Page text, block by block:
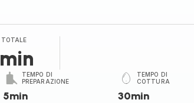
TOTALE
TEMPO DI
PREPARAZIONE
5min
TEMPO DI
COTTURA
30min